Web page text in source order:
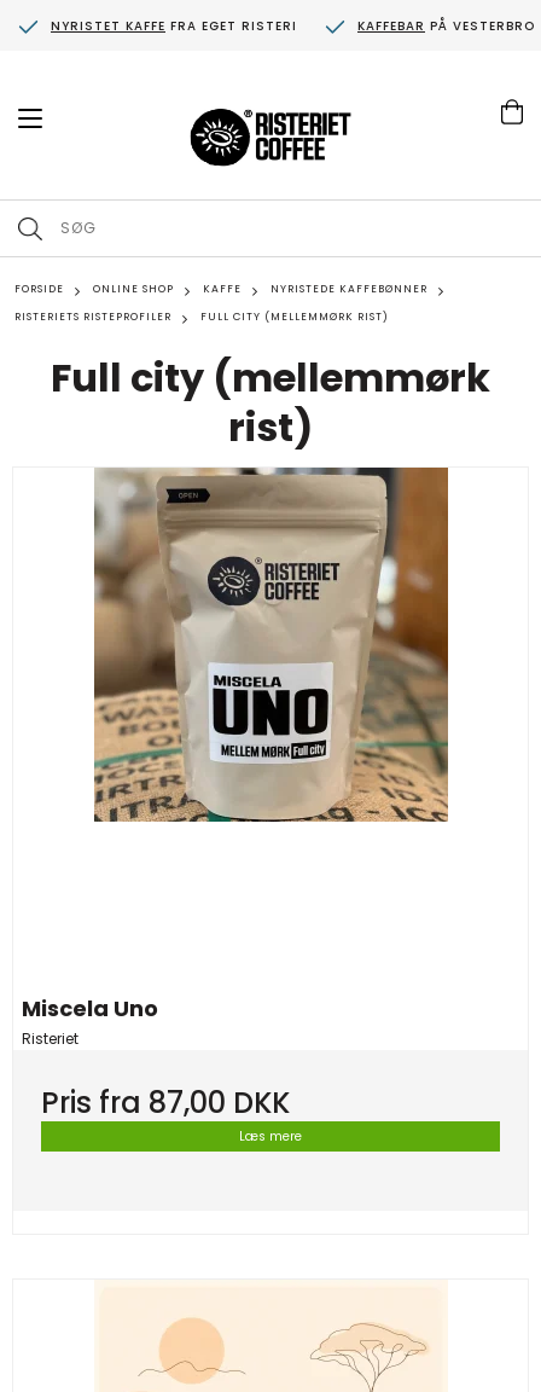
NYRISTET KAFFE FRA EGET RISTERI KAFFEBAR PÅ VESTERBRO
T
l
e
v
i
FORSIDE ONLINE SHOP KAFFE
NYRISTEDE KAFFEBØNNER
RISTERIETS RISTEPROFILER
FULL CITY (MELLEMMØRK RIST)
Full city (mellemmørk
rist)
Miscela Uno
Risteriet
Pris fra 87,00 DKK
Læs mere